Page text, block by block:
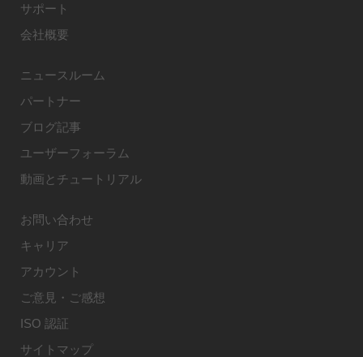
サポート
会社概要
ニュースルーム
パートナー
ブログ記事
ユーザーフォーラム
動画とチュートリアル
お問い合わせ
キャリア
アカウント
ご意見・ご感想
ISO 認証
サイトマップ